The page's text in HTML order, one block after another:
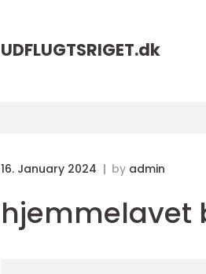
UDFLUGTSRIGET.dk
16. January 2024 by admin
hjemmelavet